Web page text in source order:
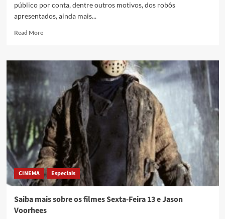
público por conta, dentre outros motivos, dos robôs
apresentados, ainda mais...
Read More
CINEMA Especiais
Saiba mais sobre os filmes Sexta-Feira 13 e Jason
Voorhees